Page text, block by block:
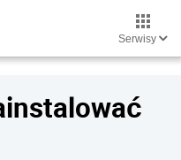
Serwisy